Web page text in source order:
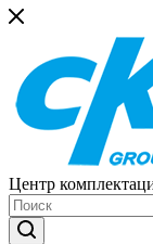
Центр